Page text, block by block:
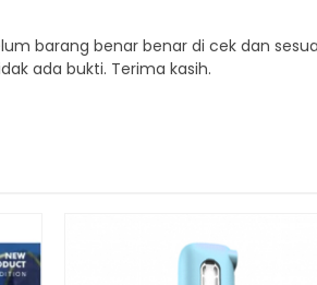
barang benar benar di cek dan
ada bukti. Terima kasih.